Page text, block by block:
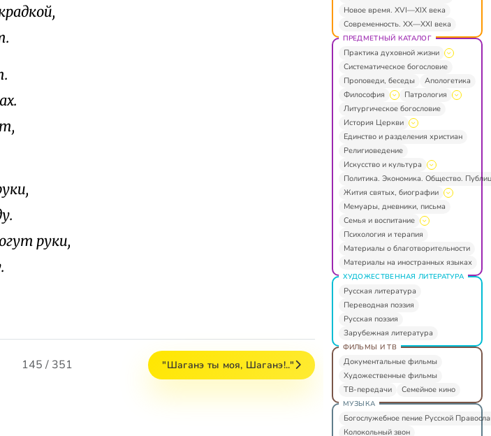
руки,
145 / 351 "Шаганэ ты моя, Шаганэ!.."
Новое время. XVI—XIX века
Современность. XX—XXI века
ПРЕДМЕТНЫЙ КАТАЛОГ
Практика духовной жизни
Систематическое богословие
Проповеди, беседы
Апологетика
Философия
Патрология
Литургическое богословие
История Церкви
Единство и разделения христиан
Религиоведение
Искусство и культура
Политика. Экономика. Общество.
Жития святых, биографии
Мемуары, дневники, письма
Семья и воспитание
Психология и терапия
Материалы о благотворительности
Материалы на иностранных языках
ХУДОЖЕСТВЕННАЯ ЛИТЕРАТУРА
Русская литература
Переводная поэзия
Русская поэзия
Зарубежная литература
ФИЛЬМЫ И ТВ
Документальные фильмы
Художественные фильмы
ТВ-передачи
Семейное кино
МУЗЫКА
Богослужебное пение Русской
Колокольный звон